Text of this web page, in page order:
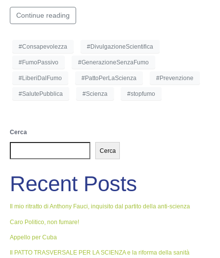
Continue reading
#Consapevolezza #DivulgazioneScientifica
#FumoPassivo #GenerazioneSenzaFumo
#LiberiDalFumo #PattoPerLaScienza #Prevenzione
#SalutePubblica #Scienza #stopfumo
Cerca
Cerca
Recent Posts
Il mio ritratto di Anthony Fauci, inquisito dal partito della anti-scienza
Caro Politico, non fumare!
Appello per Cuba
Il PATTO TRASVERSALE PER LA SCIENZA e la riforma della sanità